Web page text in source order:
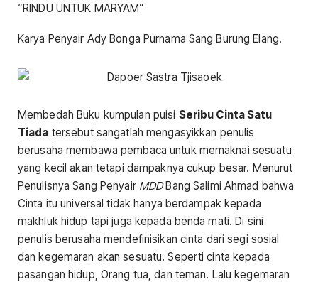
“RINDU UNTUK MARYAM”
Karya Penyair Ady Bonga Purnama Sang Burung Elang.
Membedah Buku kumpulan puisi Seribu Cinta Satu
Tiada tersebut sangatlah mengasyikkan penulis
berusaha membawa pembaca untuk memaknai sesuatu
yang kecil akan tetapi dampaknya cukup besar. Menurut
Penulisnya Sang Penyair MDDBang Salimi Ahmad bahwa
Cinta itu universal tidak hanya berdampak kepada
makhluk hidup tapi juga kepada benda mati. Di sini
penulis berusaha mendefinisikan cinta dari segi sosial
dan kegemaran akan sesuatu. Seperti cinta kepada
pasangan hidup, Orang tua, dan teman. Lalu kegemaran